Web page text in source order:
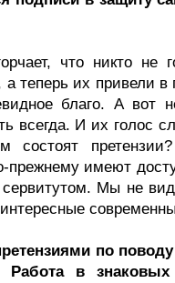
что никто не
теперь их привели в
благо. А вот
всегда. И их голос
состоят
имеют
Мы не
по
Работа в